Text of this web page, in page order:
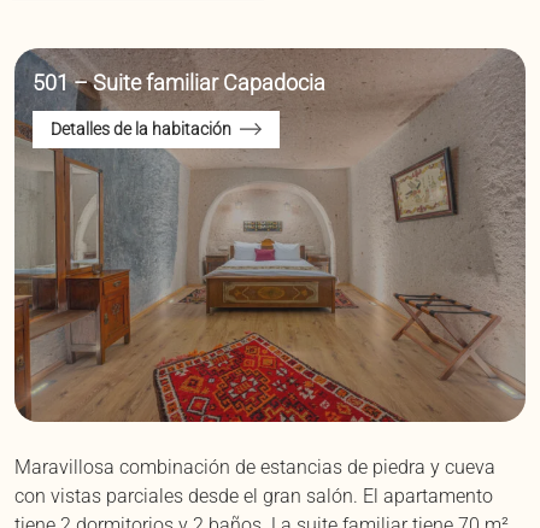
501 – Suite familiar Capadocia
Detalles de la habitación
Maravillosa combinación de estancias de piedra y cueva
con vistas parciales desde el gran salón. El apartamento